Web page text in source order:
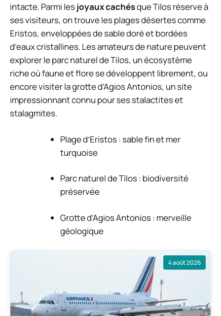
intacte. Parmi lesjoyaux cachésque Tilos réserve à
ses visiteurs, on trouve les plages désertes comme
Eristos, enveloppées de sable doré et bordées
d’eaux cristallines. Les amateurs de nature peuvent
explorer le parc naturel de Tilos, un écosystème
riche où faune et flore se développent librement, ou
encore visiter la grotte d’Agios Antonios, un site
impressionnant connu pour ses stalactites et
stalagmites.
Plage d’Eristos : sable fin et mer
turquoise
Parc naturel de Tilos : biodiversité
préservée
Grotte d’Agios Antonios : merveille
géologique
4 août 2026